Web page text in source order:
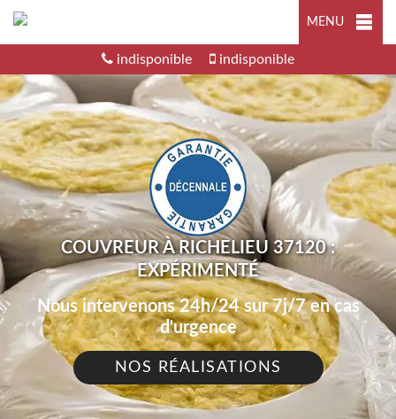
MENU
indisponible indisponible
COUVREUR À RICHELIEU 37120 :
EXPÉRIMENTÉ
Nous intervenons 24h/24 sur 7j/7 en cas
d'urgence
NOS RÉALISATIONS